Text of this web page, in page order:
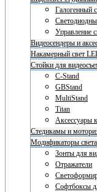
Галогенный
Управление
Видеосендеры и
Накамерный свет
Стойки для
C-Stand
GBStand
MultiStand
Titan
Аксессуары
Стедикамы и
Модификаторы света
Зонты для
Отражатели
Софтбоксы